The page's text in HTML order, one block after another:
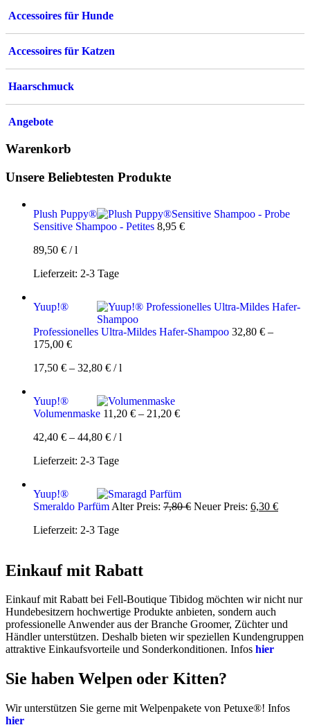
Accessoires für Hunde
Accessoires für Katzen
Haarschmuck
Angebote
Warenkorb
Unsere Beliebtesten Produkte
Plush Puppy®
Sensitive Shampoo - Petites 8,95 €
89,50 € /l
Lieferzeit: 2-3 Tage
Yuup!®
Professionelles Ultra-Mildes Hafer-Shampoo 32,80 € –
175,00 €
17,50 € – 32,80 € /l
Yuup!®
Volumenmaske 11,20 € – 21,20 €
42,40 € – 44,80 € /l
Lieferzeit: 2-3 Tage
Yuup!®
Smeraldo Parfüm Alter Preis: 7,80€ Ursprünglicher
Neuer Preis: 6,30 €
Lieferzeit: 2-3 Tage
Einkauf mit Rabatt
Einkauf mit Rabatt bei Fell-Boutique Tibidog möchten wir nicht nur
Hundebesitzern hochwertige Produkte anbieten, sondern auch
professionelle Anwender aus der Branche Groomer, Züchter und
Händler unterstützen. Deshalb bieten wir speziellen Kundengruppen
attraktive Einkaufsvorteile und Sonderkonditionen. Infos hier
Sie haben Welpen oder Kitten?
Wir unterstützen Sie gerne mit Welpenpakete von Petuxe®! Infos
hier